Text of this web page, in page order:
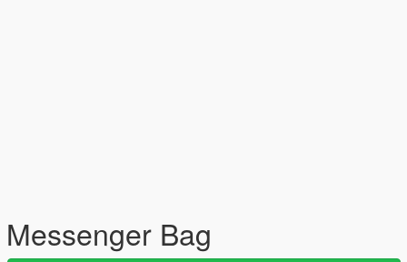
Messenger Bag